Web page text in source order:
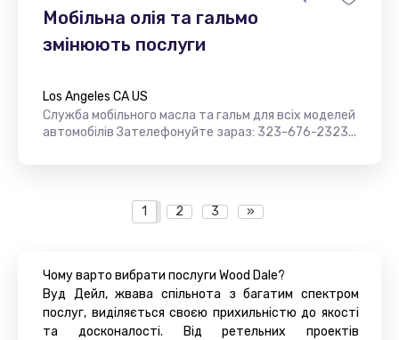
Мобільна олія та гальмо
змінюють послуги
Los Angeles CA US
Служба мобільного масла та гальм для всіх моделей
автомобілів Зателефонуйте зараз: 323-676-2323...
1 2 3 »
Чому варто вибрати послуги Wood Dale?
Вуд Дейл, жвава спільнота з багатим спектром
послуг, виділяється своєю прихильністю до якості
та досконалості. Від ретельних проектів